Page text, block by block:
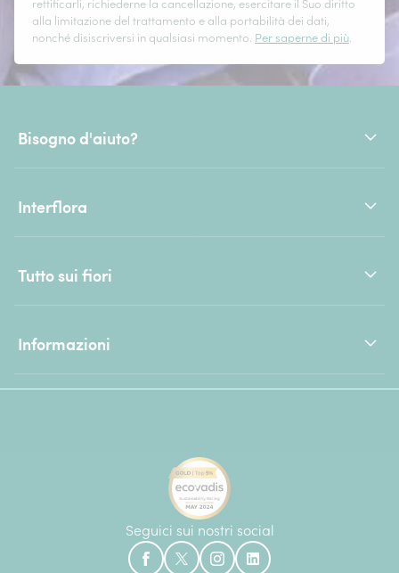
rettificarli, richiederne la cancellazione, esercitare il Suo diritto
alla limitazione del trattamento e alla portabilità dei dati,
nonché disiscriversi in qualsiasi momento. Per saperne di più.
Bisogno d'aiuto?
Interflora
Tutto sui fiori
Informazioni
Seguici sui nostri social